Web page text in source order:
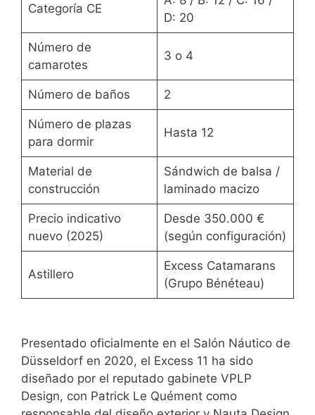
Categoría CE
D: 20
Número de
camarotes
3 o 4
Número de baños 2
Número de plazas
para dormir
Hasta 12
Material de
construcción
Sándwich de balsa /
laminado macizo
Precio indicativo
nuevo (2025)
Desde 350.000 €
(según configuración)
Astillero
Excess Catamarans
(Grupo Bénéteau)
Presentado oficialmente en el Salón Náutico de
Düsseldorf en 2020, el Excess 11 ha sido
diseñado por el reputado gabinete VPLP
Design, con Patrick Le Quément como